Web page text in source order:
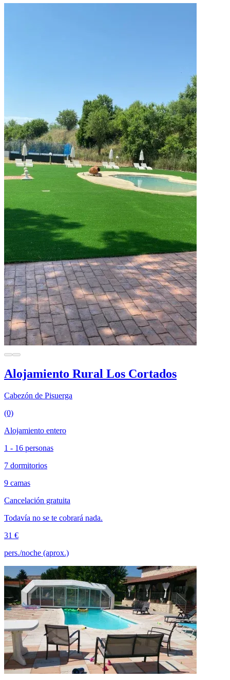
Alojamiento Rural Los Cortados
Cabezón de Pisuerga
(0)
Alojamiento entero
1 - 16 personas
7 dormitorios
9 camas
Cancelación gratuita
Todavía no se te cobrará nada.
31 €
pers./noche (aprox.)